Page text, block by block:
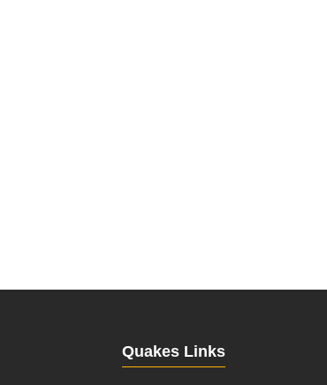
Quakes Links